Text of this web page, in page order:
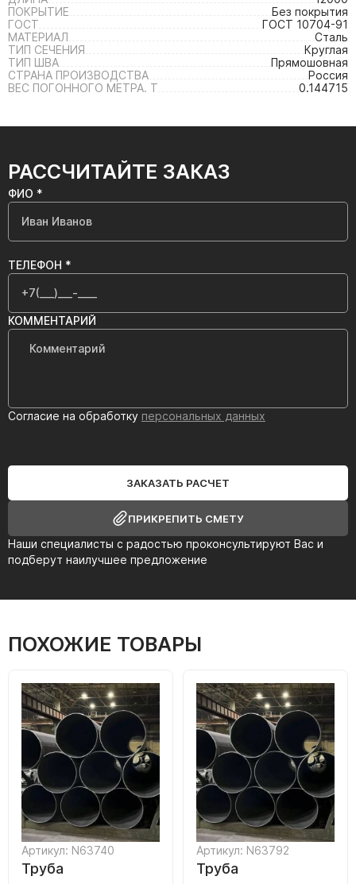
ПОКРЫТИЕ
Без покрытия
ГОСТ
ГОСТ 10704-91
МАТЕРИАЛ
Сталь
ТИП СЕЧЕНИЯ
Круглая
ТИП ШВА
Прямошовная
СТРАНА ПРОИЗВОДСТВА
Россия
ВЕС ПОГОННОГО МЕТРА. Т
0.144715
РАССЧИТАЙТЕ ЗАКАЗ
Наши специалисты с радостью проконсультируют Вас и
подберут наилучшее предложение
ФИО *
ТЕЛЕФОН *
КОММЕНТАРИЙ
Согласие на обработку персональных данных
ЗАКАЗАТЬ РАСЧЕТ
ПРИКРЕПИТЬ СМЕТУ
ПОХОЖИЕ ТОВАРЫ
Артикул: N63740
Труба
Артикул: N63792
Труба